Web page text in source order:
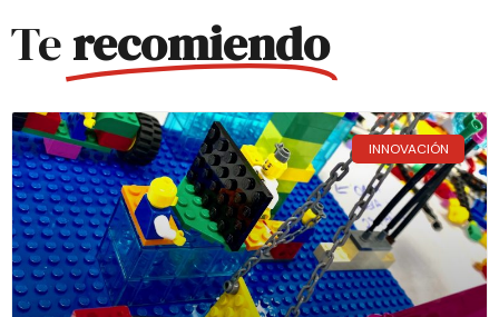
Terecomiendo
INNOVACIÓN